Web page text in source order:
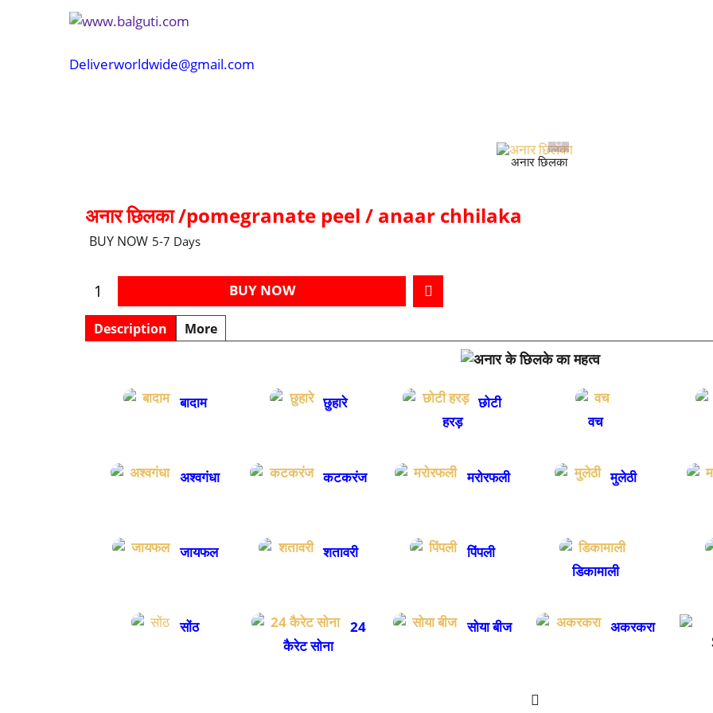
Deliverworldwide@gmail.com
अनार छिलका
अनार छिलका /pomegranate peel / anaar chhilaka
BUY NOW 5-7 Days
BUY NOW
Description More
बादाम छुहारे
छोटी
हरड़
वच
अश्वगंधा कटकरंज मरोरफली मुलेठी
जायफल शतावरी
पिंपली
डिकामाली
सोंठ
24
कैरेट सोना
सोया बीज अकरकरा